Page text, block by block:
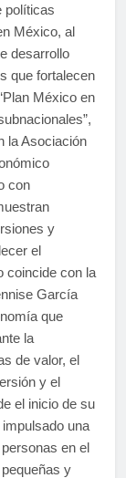
políticas
México, al
desarrollo
que fortalecen
México en
la Asociación
con
y
el
coincide con la
García
que
la
de valor, el
y el
el inicio de su
una
en el
y